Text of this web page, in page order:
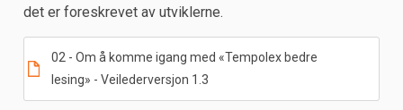
det er foreskrevet av utviklerne.
02 - Om å komme igang med «Tempolex bedre
lesing» - Veilederversjon 1.3